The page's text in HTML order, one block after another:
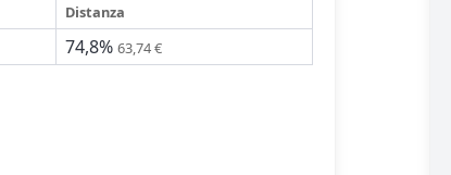
Distanza
74,8% 63,74 €